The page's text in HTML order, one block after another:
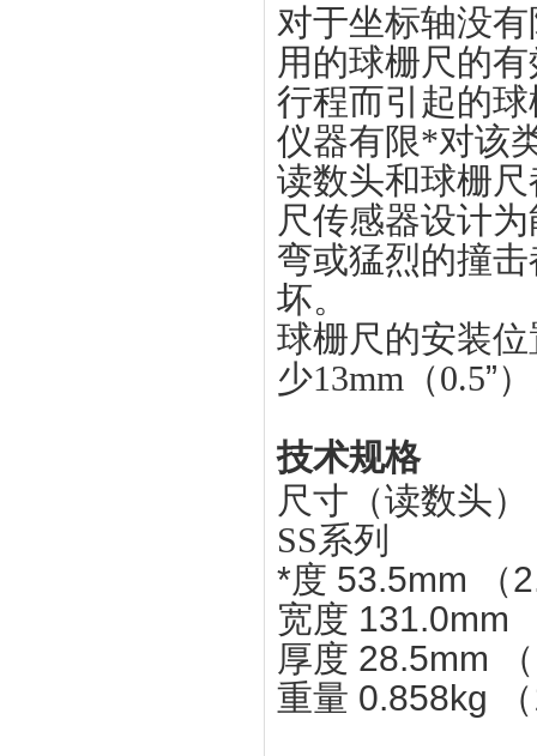
对于坐标轴没
用的球栅尺的
行程而引起的
仪器有限*对该
读数头和球栅
尺传感器设计
弯或猛烈的撞
坏。
球栅尺的安装
少13mm（0.5”
技术规格
尺寸（读数头）
SS系列
*度 53.5mm
（
宽度 131.0mm
厚度 28.5mm
重量 0.858kg